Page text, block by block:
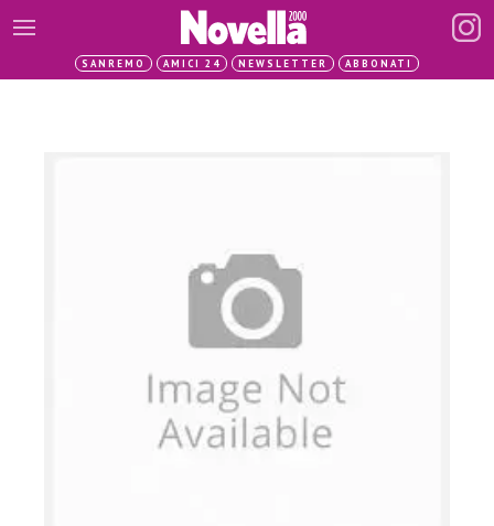
SANREMO AMICI 24 NEWSLETTER ABBONATI